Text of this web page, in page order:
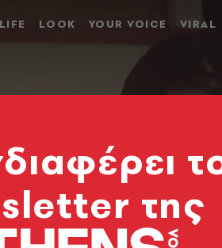
LIFE LOOK YOUR VOICE VIRAL
της